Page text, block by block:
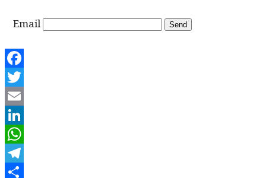
Email
Facebook
Twitter
Email
LinkedIn
WhatsApp
Telegram